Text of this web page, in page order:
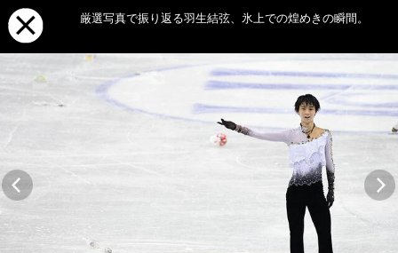
厳選写真で振り返る羽生結弦、氷上での煌めきの瞬間。